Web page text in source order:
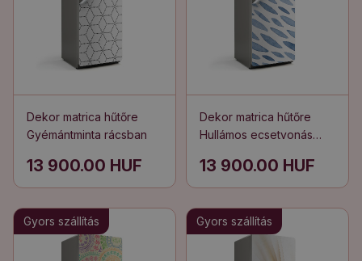
Dekor matrica hűtőre
Gyémántminta rácsban
13 900.00 HUF
Dekor matrica hűtőre
Hullámos ecsetvonás
13 900.00 HUF
Gyors szállítás Gyors szállítás